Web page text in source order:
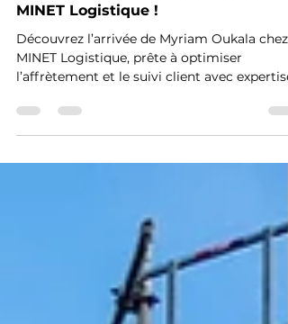
Bienvenue à Myriam Oukala,
MINET Logistique !
Découvrez l’arrivée de Myriam Oukala chez
l’affrètement et le suivi client avec expertise
et efficacité